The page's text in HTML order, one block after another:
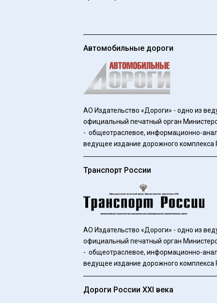
Автомобильные дороги
АО Издательство «Дороги» - одно из
официальный печатный орган
- общеотраслевое, информационно-
ведущее издание дорожного комплекса
Транспорт России
АО Издательство «Дороги» - одно из
официальный печатный орган
- общеотраслевое, информационно-
ведущее издание дорожного комплекса
Дороги России XXI века